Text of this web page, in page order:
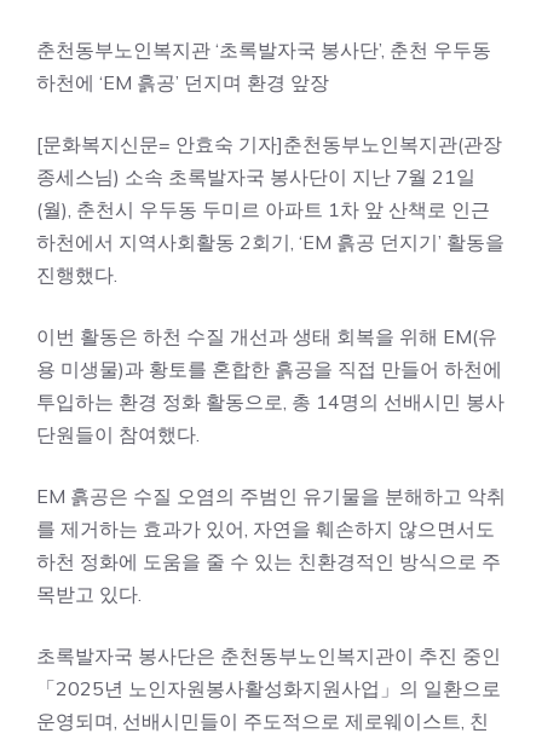
춘천동부노인복지관 ‘초록발자국 봉사단’, 춘천 우두동
하천에 ‘EM 흙공’ 던지며 환경 앞장
[문화복지신문= 안효숙 기자]춘천동부노인복지관(관장
종세스님) 소속 초록발자국 봉사단이 지난 7월 21일
(월), 춘천시 우두동 두미르 아파트 1차 앞 산책로 인근
하천에서 지역사회활동 2회기, ‘EM 흙공 던지기’ 활동을
진행했다.
이번 활동은 하천 수질 개선과 생태 회복을 위해 EM(유
용 미생물)과 황토를 혼합한 흙공을 직접 만들어 하천에
투입하는 환경 정화 활동으로, 총 14명의 선배시민 봉사
단원들이 참여했다.
EM 흙공은 수질 오염의 주범인 유기물을 분해하고 악취
를 제거하는 효과가 있어, 자연을 훼손하지 않으면서도
하천 정화에 도움을 줄 수 있는 친환경적인 방식으로 주
목받고 있다.
초록발자국 봉사단은 춘천동부노인복지관이 추진 중인
「2025년 노인자원봉사활성화지원사업」의 일환으로
운영되며, 선배시민들이 주도적으로 제로웨이스트, 친